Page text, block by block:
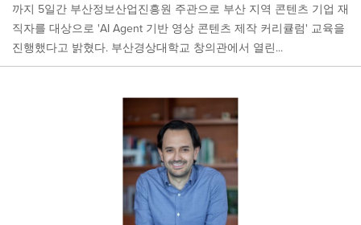
까지 5일간 부산정보산업진흥원 주관으로 부산 지역 콘텐츠 기업 재
직자를 대상으로 'AI Agent 기반 영상 콘텐츠 제작 커리큘럼' 교육을
진행했다고 밝혔다. 부산경상대학교 창의관에서 열린...